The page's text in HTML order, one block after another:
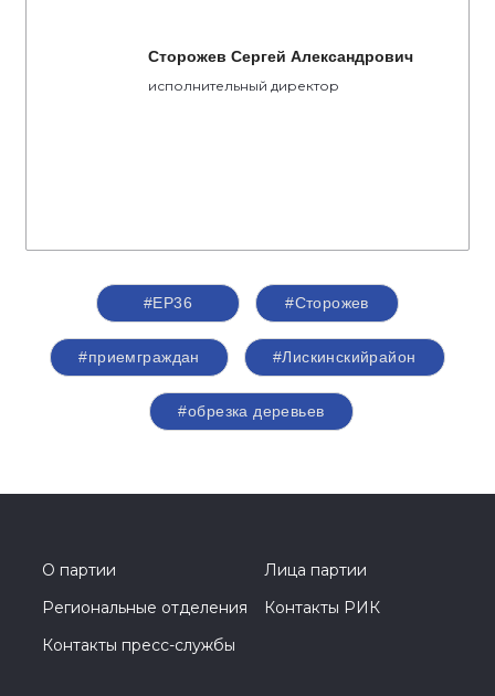
Сторожев Сергей Александрович
исполнительный директор
#ЕР36 #Сторожев
#приемграждан #Лискинскийрайон
#обрезка деревьев
О партии
Лица партии
Региональные отделения
Контакты РИК
Контакты пресс-службы